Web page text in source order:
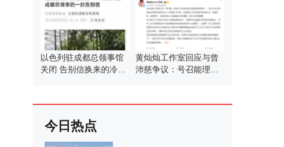
以色列驻成都总领事馆
关闭 告别信换来的冷漠
黄灿灿工作室回应与曾
沛慈争议：号召能理智
今日热点